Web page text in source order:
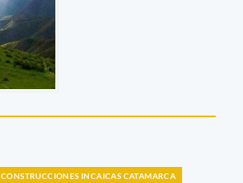
CONSTRUCCIONES INCAICAS CATAMARCA